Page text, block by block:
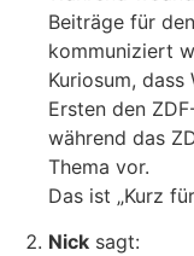
Beiträge für
kommuniziert
Kuriosum,
Ersten den
während das
Thema vor.
Das ist „Kurz
Nick sagt: